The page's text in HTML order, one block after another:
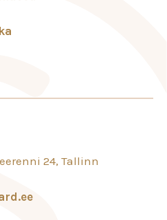
24, Tallinn